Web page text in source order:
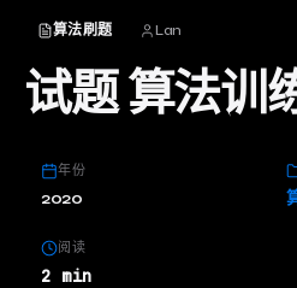
算法刷题 Lan
试题 算法训
年份
2020
阅读
2 min